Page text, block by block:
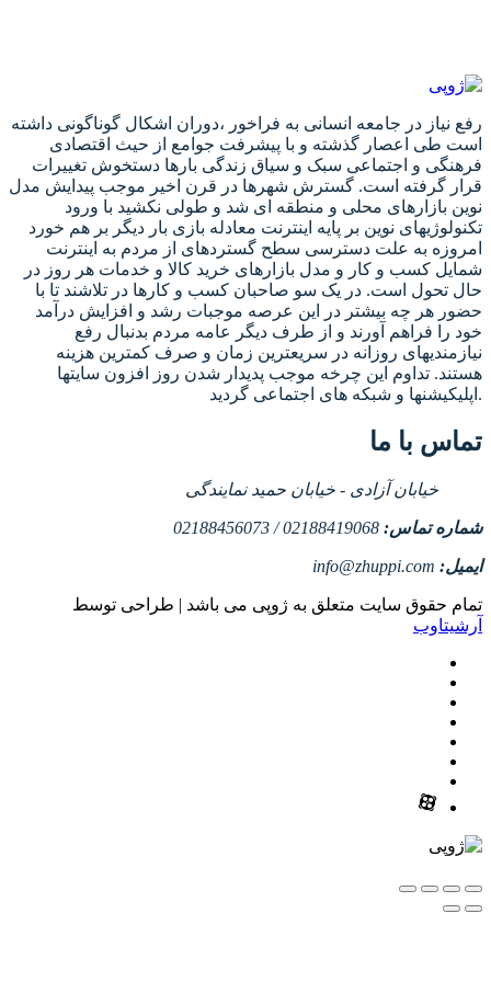
رفع نیاز در جامعه انسانی به فراخور ،دوران اشکال گوناگونی داشته
است طی اعصار گذشته و با پیشرفت جوامع از حیث اقتصادی
فرهنگی و اجتماعی سبک و سیاق زندگی بارها دستخوش تغییرات
قرار گرفته است. گسترش شهرها در قرن اخیر موجب پیدایش مدل
نوین بازارهای محلی و منطقه ای شد و طولی نکشید با ورود
تکنولوژیهای نوین بر پایه اینترنت معادله بازی بار دیگر بر هم خورد
امروزه به علت دسترسی سطح گستردهای از مردم به اینترنت
شمایل کسب و کار و مدل بازارهای خرید کالا و خدمات هر روز در
حال تحول است. در یک سو صاحبان کسب و کارها در تلاشند تا با
حضور هر چه بیشتر در این عرصه موجبات رشد و افزایش درآمد
خود را فراهم آورند و از طرف دیگر عامه مردم بدنبال رفع
نیازمندیهای روزانه در سریعترین زمان و صرف کمترین هزینه
هستند. تداوم این چرخه موجب پدیدار شدن روز افزون سایتها
تماس با ما
خیابان آزادی - خیابان حمید نمایندگی
شماره تماس: 02188419068 / 02188456073
ایمیل: info@zhuppi.com
تمام حقوق سایت متعلق به ژوپی می باشد | طراحی توسط
آرشیتاوب